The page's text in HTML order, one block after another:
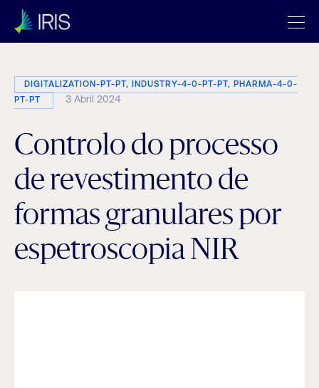
DIGITALIZATION-PT-PT, INDUSTRY-4-0-PT-PT, PHARMA-4-0-
PT-PT
3 Abril 2024
Controlo do processo
de revestimento de
formas granulares por
espetroscopia NIR